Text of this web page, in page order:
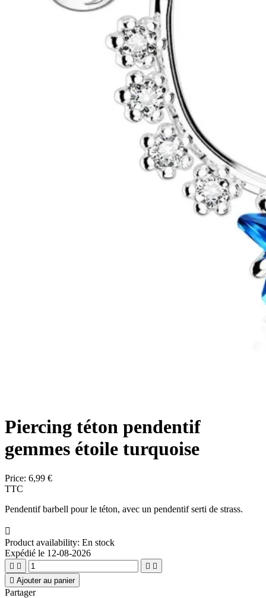
Piercing téton pendentif
gemmes étoile turquoise
Price: 6,99 €
TTC
Pendentif barbell pour le téton, avec un pendentif serti de strass.

Product availability: En stock
Expédié le 12-08-2026
   
 Ajouter au panier
Partager